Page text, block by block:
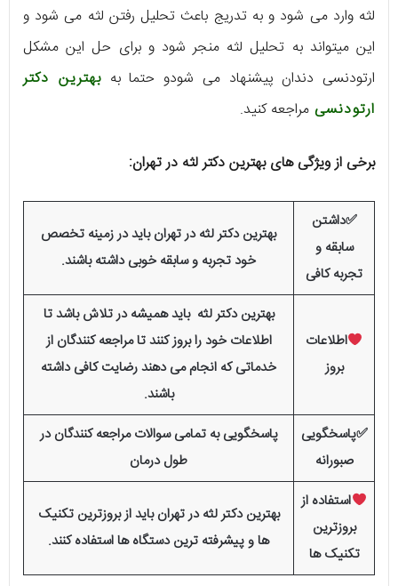
لثه وارد می شود و به تدریج باعث تحلیل رفتن لثه می شود و
این میتواند به تحلیل لثه منجر شود و برای حل این مشکل
ارتودنسی دندان پیشنهاد می شودو حتما به بهترین دکتر
ارتودنسیمراجعه کنید.
برخی از ویژگی های بهترین دکتر لثه در تهران:
✅داشتن
سابقه و
تجربه کافی
بهترین دکتر لثه در تهران باید در زمینه تخصص
خود تجربه و سابقه خوبی داشته باشند.
اطلاعات
بروز
بهترین دکتر لثه باید همیشه در تلاش باشد تا
اطلاعات خود را بروز کنند تا مراجعه کنندگان از
خدماتی که انجام می دهند رضایت کافی داشته
باشند.
✅پاسخگویی
صبورانه
پاسخگویی به تمامی سوالات مراجعه کنندگان در
طول درمان
استفاده از
بروزترین
تکنیک ها
بهترین دکتر لثه در تهران باید از بروزترین تکنیک
ها و پیشرفته‌ ترین دستگاه ها استفاده کنند.